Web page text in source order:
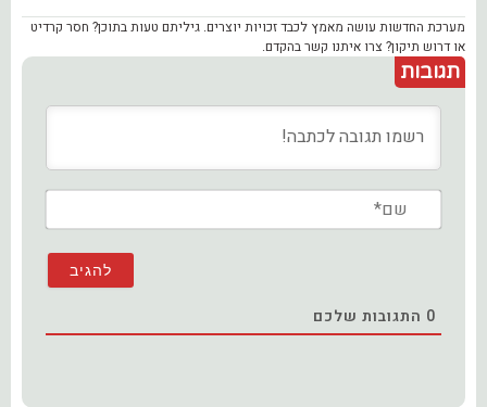
מערכת החדשות עושה מאמץ לכבד זכויות יוצרים. גיליתם טעות בתוכן? חסר קרדיט
או דרוש תיקון? צרו איתנו קשר בהקדם.
תגובות
0 התגובות שלכם